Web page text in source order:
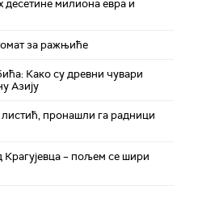
милиона евра и
за ражњиће
Како су древни чувари
Азију
пронашли га радници
– пољем се шири